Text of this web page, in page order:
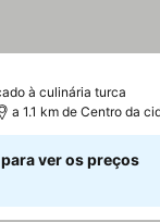
à culinária turca
a 1.1 km de Centro da
ver os preços